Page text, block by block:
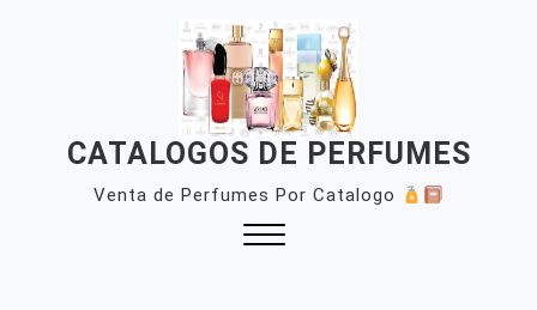
CATALOGOS DE PERFUMES
Venta de Perfumes Por Catalogo